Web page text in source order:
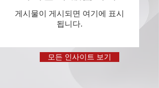
게시물이 게시되면 여기에 표시
됩니다.
모든 인사이트 보기